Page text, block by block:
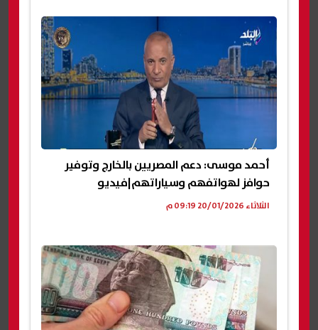
أحمد موسى: دعم المصريين بالخارج وتوفير
حوافز لهواتفهم وسياراتهم|فيديو
الثلاثاء 20/01/2026 09:19 م